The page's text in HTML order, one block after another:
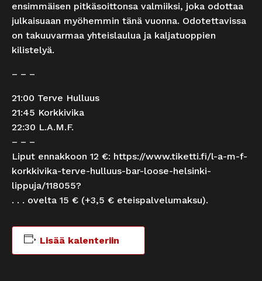
ensimmäisen pitkäsoittonsa valmiiksi, joka odottaa
julkaisuaan myöhemmin tänä vuonna. Odotettavissa
on takuuvarmaa yhteislaulua ja kaljatuoppien
kilistelyä.
– – –
21:00 Terve Hulluus
21:45 Korkkivika
22:30 L.A.M.F.
– – –
Liput ennakkoon 12 €: https://www.tiketti.fi/l-a-m-f-
korkkivika-terve-hulluus-bar-loose-helsinki-
lippuja/118055?
. . . ovelta 15 € (+3,5 € eteispalvelumaksu).
Lisää kalenteriin